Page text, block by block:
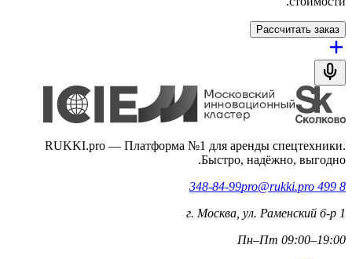
Рассчитать заказ
RUKKI.pro — Платформа №1 для аренды спецтехники.
Быстро, надёжно, выгодно.
8 499 348-84-99
pro@rukki.pro
г. Москва, ул. Раменский б-р 1
Пн–Пт 09:00–19:00